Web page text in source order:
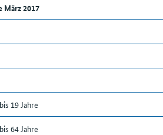
2017
19 Jahre
64 Jahre